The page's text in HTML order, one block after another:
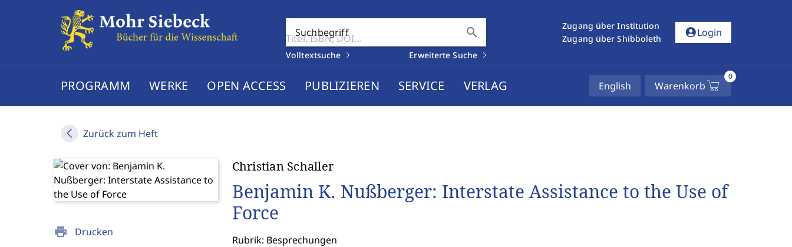
Suchbegriff search
Volltextsuche Erweiterte Suche
Zugang über Institution
Zugang über Shibboleth
account_circleLogin
PROGRAMM WERKE OPEN ACCESS PUBLIZIEREN SERVICE VERLAG English Warenkorb
0
Zurück zum Heft
print Drucken
Christian Schaller
Benjamin K. Nußberger: Interstate Assistance to the Use of
Force
Rubrik: Besprechungen